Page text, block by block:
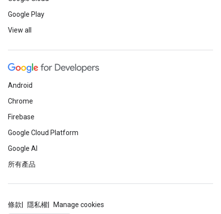
Google Play
View all
Android
Chrome
Firebase
Google Cloud Platform
Google AI
所有產品
條款 隱私權 Manage cookies